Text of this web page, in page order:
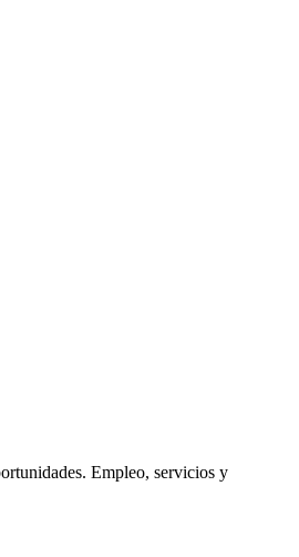
Empleo, servicios y